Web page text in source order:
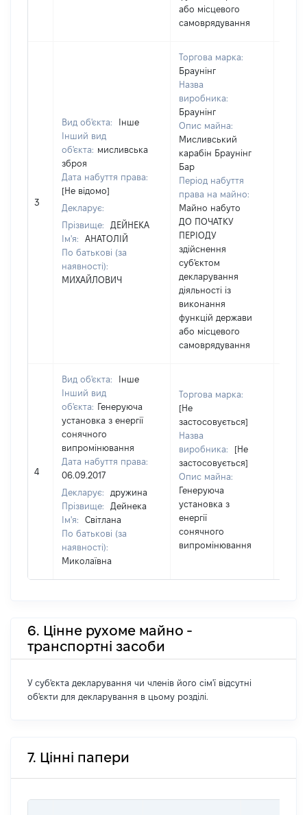
або місцевого
самоврядування
3
Вид об'єкта:
Інше
Інший вид
об'єкта: мисливська
зброя
Дата набуття права:
[Не відомо]
Декларує:
Прізвище:
ДЕЙНЕКА
Ім'я:
АНАТОЛІЙ
По батькові (за
наявності):
МИХАЙЛОВИЧ
Торгова марка:
Браунінг
Назва
виробника:
Браунінг
Опис майна:
Мисливський
карабін Браунінг
Бар
Період набуття
права на майно:
Майно набуто
ДО ПОЧАТКУ
ПЕРІОДУ
здійснення
суб'єктом
декларування
діяльності із
виконання
функцій держави
або місцевого
самоврядування
4
Вид об'єкта:
Інше
Інший вид
об'єкта: Генеруюча
установка з енергії
сонячного
випромінювання
Дата набуття права:
06.09.2017
Декларує:
дружина
Прізвище:
Дейнека
Ім'я:
Світлана
По батькові (за
наявності):
Миколаївна
Торгова марка:
[Не
застосовується]
Назва
виробника:
[Не
застосовується]
Опис майна:
Генеруюча
установка з
енергії
сонячного
випромінювання
6. Цінне рухоме майно -
транспортні засоби
У суб'єкта декларування чи членів його сім'ї відсутні
об'єкти для декларування в цьому розділі.
7. Цінні папери